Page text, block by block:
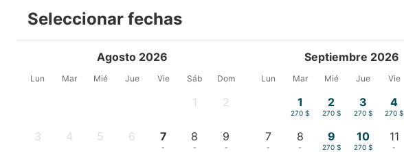
Seleccionar fechas
Agosto 2026
Lun Mar Mié Jue Vie Sáb Dom
1 2
3 4 5 6 7
-
8
-
9
-
Septiembre 2026
Lun Mar Mié Jue Vie
1
270 $
2
270 $
3
270 $
4
270 $
7
-
8
-
9
270 $
10
270 $
11
-